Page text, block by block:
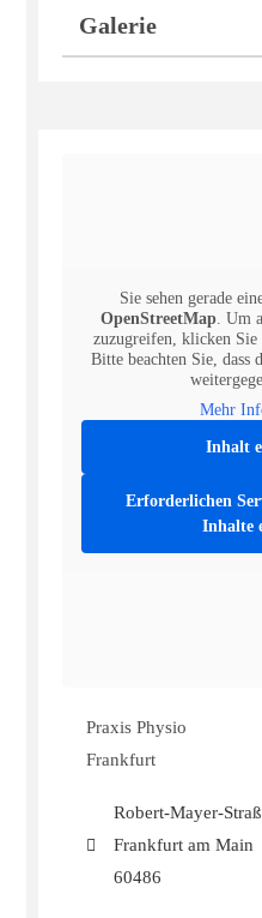
Galerie
Sie sehen gerade
OpenStreetMap. Um
zuzugreifen, klicken Sie
Bitte beachten Sie, dass
Mehr
Inhalt
Erforderlichen
Inhalte
Praxis Physio
Frankfurt
Robert-Mayer-
Frankfurt am Main
60486